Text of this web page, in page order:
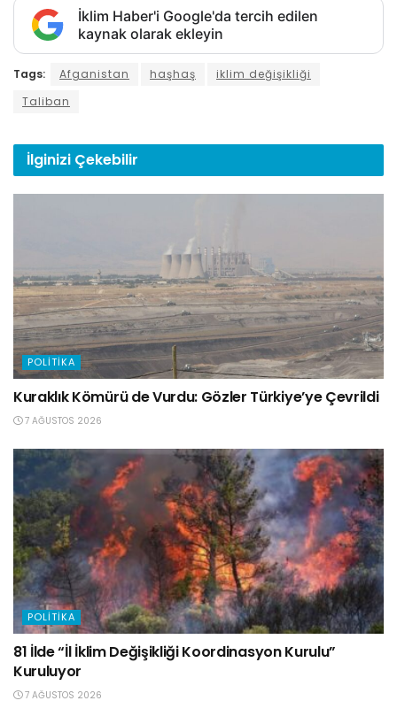
İklim Haber'i Google'da tercih edilen
kaynak olarak ekleyin
Tags: Afganistan haşhaş
iklim değişikliği
Taliban
İlginizi Çekebilir
POLITIKA
Kuraklık Kömürü de Vurdu: Gözler Türkiye’ye Çevrildi
7 AĞUSTOS 2026
POLITIKA
81 İlde “İl İklim Değişikliği Koordinasyon Kurulu”
Kuruluyor
7 AĞUSTOS 2026